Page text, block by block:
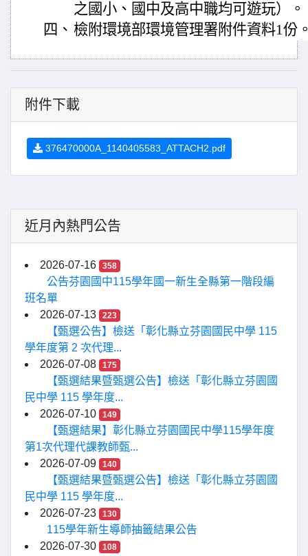
之國小、國中及高中職均可遊玩）。
四、 檢附環境部環境管理署附件資料1份
附件下載
376470000A_1140405583_ATTACH2.pdf
近月內熱門公告
2026-07-16 358
公告芬園國中115學年國一新生全縣第一階段編
班名單
2026-07-13
223
【甄選公告】檢送「彰化縣立芬園國民中學 115
學年度第 2 次代理...
2026-07-08
175
【甄選結果暨甄選公告】檢送「彰化縣立芬園國
民中學 115 學年度...
2026-07-10
149
【甄選結果】彰化縣立芬園國民中學115學年度
第1次代理代課教師甄...
2026-07-09
140
【甄選結果暨甄選公告】檢送「彰化縣立芬園國
民中學 115 學年度...
2026-07-23
130
115學年新生導師抽籤結果公告
2026-07-30
108